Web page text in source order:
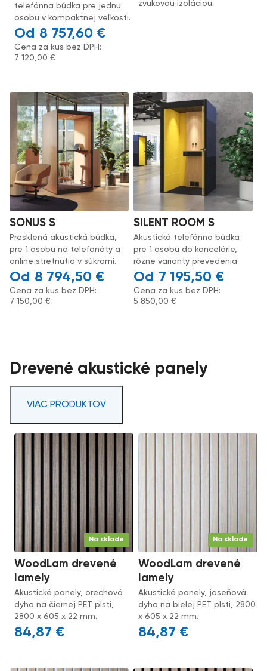
telefónna búdka pre jednu
osobu v kompaktnej veľkosti.
8 757,60 €
Cena za kus bez DPH:
7 120,00€
zvukovou izoláciou.
SONUS S
Presklená akustická búdka,
pre 1 osobu na telefonáty a
online stretnutia v súkromí.
8 794,50 €
Cena za kus bez DPH:
7 150,00 €
SILENT ROOM S
Akustická telefónna búdka
pre 1 osobu do kancelárie,
rôzne varianty prevedenia.
7 195,50 €
Cena za kus bez DPH:
5 850,00 €
Drevené akustické panely
VIAC PRODUKTOV
Na sklade
WoodLam drevené
lamely
Akustické panely, orechová
dyha na čiernej PET plsti,
2800 x 605 x 22 mm.
84,87 €
Na sklade
WoodLam drevené
lamely
Akustické panely, jaseňová
dyha na bielej PET plsti, 2800
x 605 x 22 mm.
84,87 €